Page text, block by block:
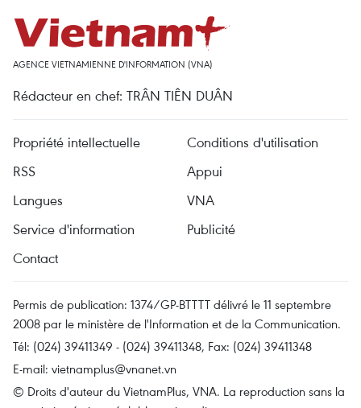
AGENCE VIETNAMIENNE D'INFORMATION (VNA)
Rédacteur en chef: TRÂN TIÊN DUÂN
Propriété intellectuelle
Conditions d'utilisation
RSS
Appui
Langues
VNA
Service d'information
Publicité
Contact
Permis de publication: 1374/GP-BTTTT délivré le 11 septembre
2008 par le ministère de l'Information et de la Communication.
Tél: (024) 39411349 - (024) 39411348, Fax: (024) 39411348
E-mail: vietnamplus@vnanet.vn
© Droits d'auteur du VietnamPlus, VNA. La reproduction sans la